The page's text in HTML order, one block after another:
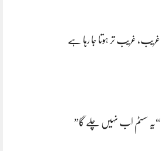
غریب، غریب تر ہوتا جا رہا ہے
“یہ سسٹم اب نہیں چلے گا”